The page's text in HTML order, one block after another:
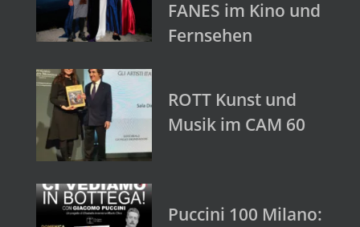
FANES im Kino und
Fernsehen
ROTT Kunst und
Musik im CAM 60
Puccini 100 Milano: